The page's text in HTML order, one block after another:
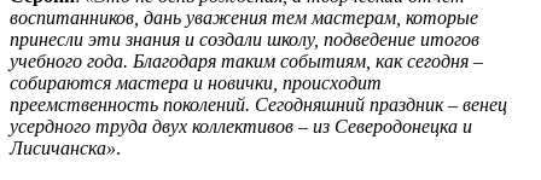
воспитанников, дань уважения тем мастерам, которые
принесли эти знания и создали школу, подведение итогов
учебного года. Благодаря таким событиям, как сегодня –
собираются мастера и новички, происходит
преемственность поколений. Сегодняшний праздник – венец
усердного труда двух коллективов – из Северодонецка и
Лисичанска».